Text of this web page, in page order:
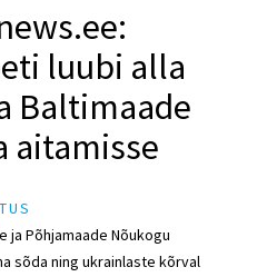
luubi alla
Baltimaade
aitamisse
ja Põhjamaade Nõukogu
sõda ning ukrainlaste kõrval